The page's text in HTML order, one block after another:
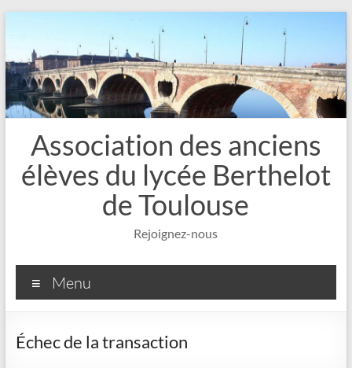
contenu
Association des anciens
élèves du lycée Berthelot
de Toulouse
Rejoignez-nous
Menu
Échec de la transaction